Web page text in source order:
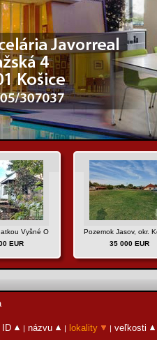
Vyšné Opátske, Košice IV
EUR
Pozemok Jasov, okr.
35 000 EUR
ID | názvu | lokality | veľkosti